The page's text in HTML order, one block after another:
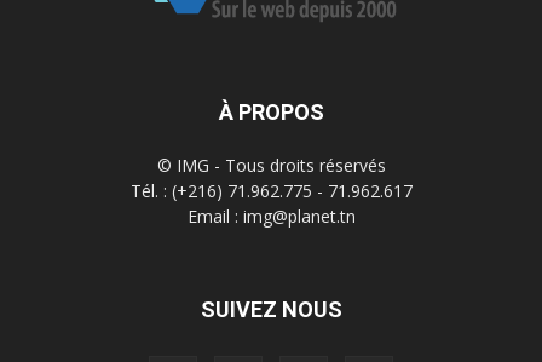
À PROPOS
© IMG - Tous droits réservés
Tél. : (+216) 71.962.775 - 71.962.617
Email : img@planet.tn
SUIVEZ NOUS